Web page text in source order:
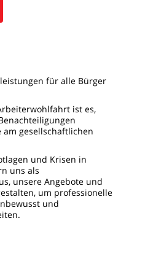
für alle Bürger
ist es,
gesellschaftlichen
und Krisen in
uns als
unsere Angebote und
um professionelle
und